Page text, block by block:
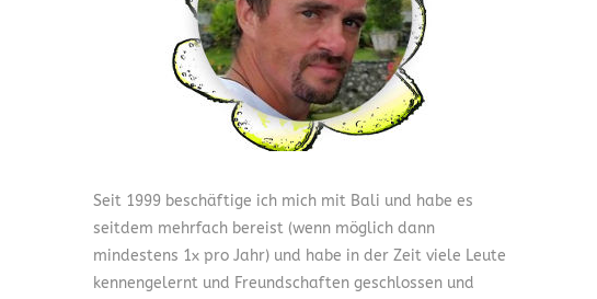
Seit 1999 beschäftige ich mich mit Bali und habe es
seitdem mehrfach bereist (wenn möglich dann
mindestens 1x pro Jahr) und habe in der Zeit viele Leute
kennengelernt und Freundschaften geschlossen und